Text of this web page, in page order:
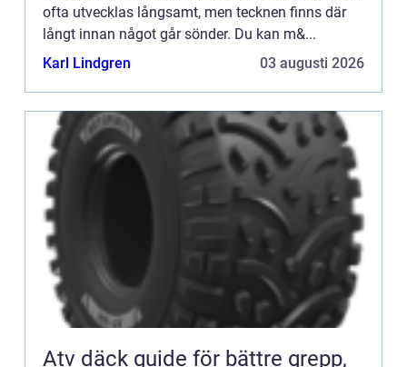
ofta utvecklas långsamt, men tecknen finns där
långt innan något går sönder. Du kan m&...
Karl Lindgren
03 augusti 2026
Atv däck guide för bättre grepp,